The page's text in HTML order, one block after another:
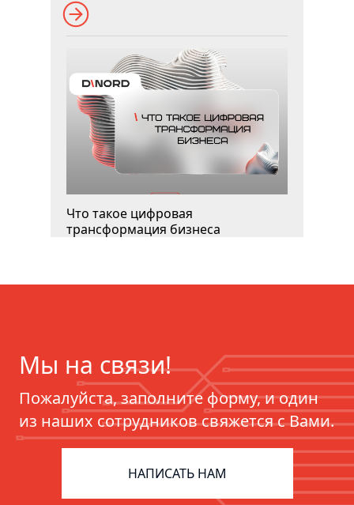
Что такое цифровая
трансформация бизнеса
ERP для фармацевтики:
цифровизация цепочек поставок
Мы на связи!
Пожалуйста, заполните форму, и один
из наших сотрудников свяжется с Вами.
НАПИСАТЬ НАМ